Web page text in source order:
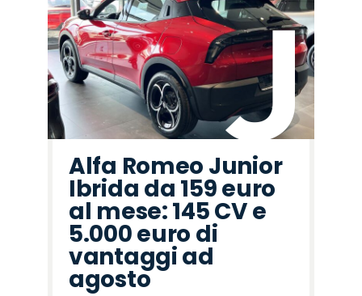
Alfa Romeo Junior
Ibrida da 159 euro
al mese: 145 CV e
5.000 euro di
vantaggi ad
agosto